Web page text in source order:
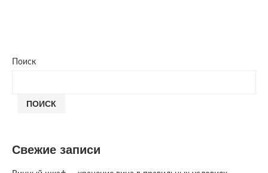
Поиск
ПОИСК
Свежие записи